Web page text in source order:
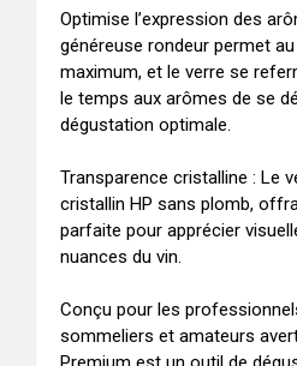
Optimise l’expression des
généreuse rondeur permet
maximum, et le verre se
le temps aux arômes de se
dégustation optimale.
Transparence cristalline : Le
cristallin HP sans plomb,
parfaite pour apprécier
nuances du vin.
Conçu pour les
sommeliers et amateurs